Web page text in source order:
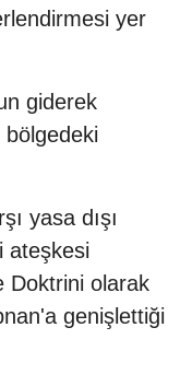
yer
giderek
yasa dışı
ateşkesi
Doktrini olarak
genişlettiği